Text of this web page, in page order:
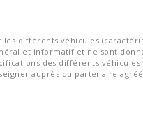
différents véhicules
et informatif et ne sont
des différents
auprès du partenaire